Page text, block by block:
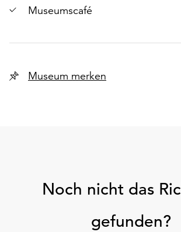
Museumscafé
Museum merken
Noch nicht das
gefunden?